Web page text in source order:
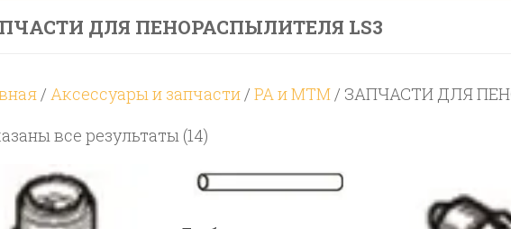
ДЛЯ ПЕНОРАСПЫЛИТЕЛЯ LS3
/ Аксессуары и запчасти / PA и MTM / ЗАПЧАСТИ ДЛЯ
все результаты (14)
возрастанию